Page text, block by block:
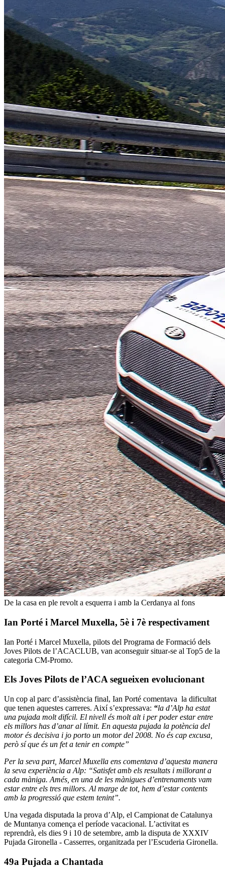
De la casa en ple revolt a esquerra i amb la Cerdanya al fons
Ian Porté i Marcel Muxella, 5è i 7è respectivament
Ian Porté i Marcel Muxella, pilots del Programa de Formació dels
Joves Pilots de l’ACACLUB, van aconseguir situar-se al Top5 de la
categoria CM-Promo.
Els Joves Pilots de l’ACA segueixen evolucionant
Un cop al parc d’assistència final, Ian Porté comentava la dificultat
que tenen aquestes carreres. Així s’expressava: “la d’Alp ha estat
una pujada molt difícil. El nivell és molt alt i per poder estar entre
els millors has d’anar al límit. En aquesta pujada la potència del
motor és decisiva i jo porto un motor del 2008. No és cap excusa,
però sí que és un fet a tenir en compte”
Per la seva part, Marcel Muxella ens comentava d’aquesta manera
la seva experiència a Alp: “Satisfet amb els resultats i millorant a
cada màniga. Amés, en una de les mànigues d’entrenaments vam
estar entre els tres millors. Al marge de tot, hem d’estar contents
amb la progressió que estem tenint”.
Una vegada disputada la prova d’Alp, el Campionat de Catalunya
de Muntanya comença el període vacacional. L’activitat es
reprendrà, els dies 9 i 10 de setembre, amb la disputa de XXXIV
Pujada Gironella - Casserres, organitzada per l’Escuderia Gironella.
49a Pujada a Chantada